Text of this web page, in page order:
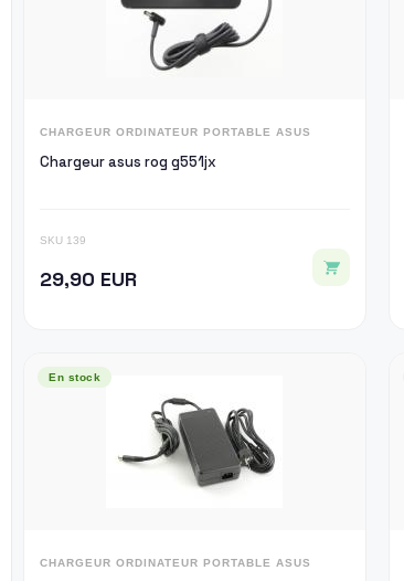
CHARGEUR ORDINATEUR PORTABLE ASUS
Chargeur asus rog g551jx
SKU 139
29,90 EUR
En stock
CHARGEUR ORDINATEUR PORTABLE ASUS